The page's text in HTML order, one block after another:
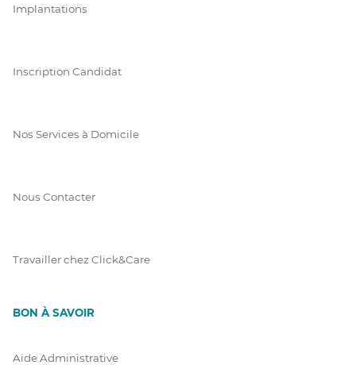
Implantations
Inscription Candidat
Nos Services à Domicile
Nous Contacter
Travailler chez Click&Care
BON À SAVOIR
Aide Administrative